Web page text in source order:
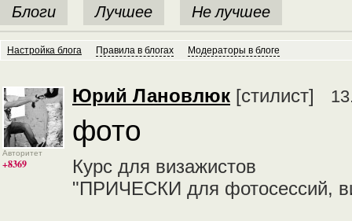
Блоги Лучшее Не лучшее
Настройка блога Правила в блогах Модераторы в блоге
Авторитет
+8369
Юрий Лановлюк [стилист]
фото
Курс для визажистов
"ПРИЧЕСКИ для фотосессий,